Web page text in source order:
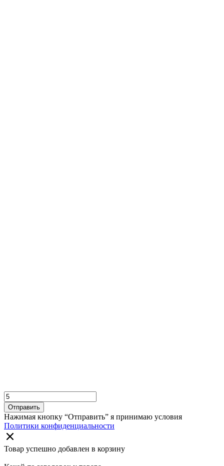
Отправить
Нажимая кнопку “Отправить” я принимаю условия
Политики конфиденциальности
Товар успешно добавлен в корзину